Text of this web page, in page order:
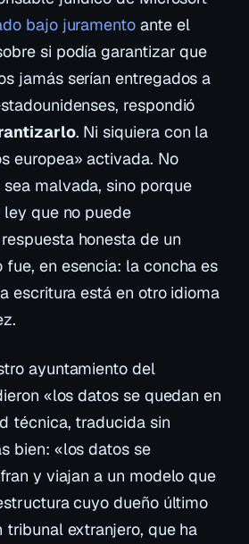
bajo juramento ante el
si podía garantizar que
jamás serían entregados a
respondió
. Ni siquiera con la
europea» activada. No
malvada, sino porque
que no puede
honesta de un
en esencia: la concha es
escritura está en otro idioma
.
ayuntamiento del
«los datos se quedan en
técnica, traducida sin
bien: «los datos se
y viajan a un modelo que
cuyo dueño último
tribunal extranjero, que ha